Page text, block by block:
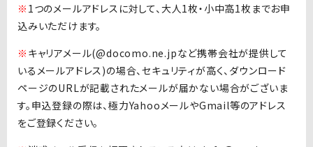
※ 1つのメールアドレスに対して、大人1枚・小中高1枚までお申
込みいただけます。
※ キャリアメール(@docomo.ne.jpなど携帯会社が提供して
いるメールアドレス)の場合、セキュリティが高く、ダウンロード
ページのURLが記載されたメールが届かない場合がございま
す。申込登録の際は、極力YahooメールやGmail等のアドレス
をご登録ください。